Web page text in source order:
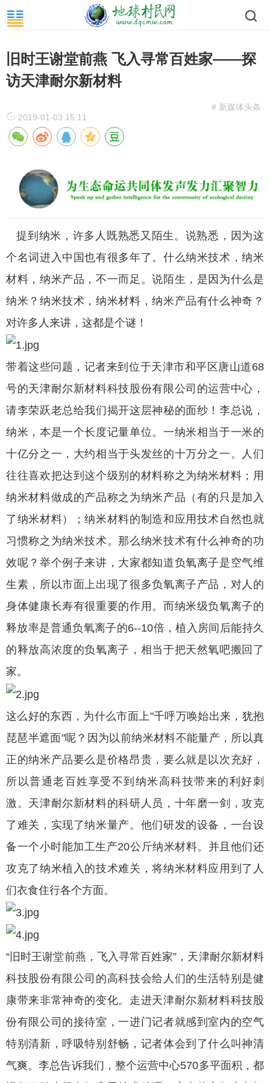
旧时王谢堂前燕 飞入寻常百姓家——探
访天津耐尔新材料
# 新媒体头条
2019-01-03 15:11
提到纳米，许多人既熟悉又陌生。说熟悉，因为这
个名词进入中国也有很多年了。什么纳米技术，纳米
材料，纳米产品，不一而足。说陌生，是因为什么是
纳米？纳米技术，纳米材料，纳米产品有什么神奇？
对许多人来讲，这都是个谜！
带着这些问题，记者来到位于天津市和平区唐山道68
号的天津耐尔新材料科技股份有限公司的运营中心，
请李荣跃老总给我们揭开这层神秘的面纱！李总说，
纳米，本是一个长度记量单位。一纳米相当于一米的
十亿分之一，大约相当于头发丝的十万分之一。人们
往往喜欢把达到这个级别的材料称之为纳米材料；用
纳米材料做成的产品称之为纳米产品（有的只是加入
了纳米材料）；纳米材料的制造和应用技术自然也就
习惯称之为纳米技术。那么纳米技术有什么神奇的功
效呢？举个例子来讲，大家都知道负氧离子是空气维
生素，所以市面上出现了很多负氧离子产品，对人的
身体健康长寿有很重要的作用。而纳米级负氧离子的
释放率是普通负氧离子的6--10倍，植入房间后能持久
的释放高浓度的负氧离子，相当于把天然氧吧搬回了
家。
这么好的东西，为什么市面上"千呼万唤始出来，犹抱
琵琶半遮面"呢？因为以前纳米材料不能量产，所以真
正的纳米产品要么是价格昂贵，要么就是以次充好，
所以普通老百姓享受不到纳米高科技带来的利好刺
激。天津耐尔新材料的科研人员，十年磨一剑，攻克
了难关，实现了纳米量产。他们研发的设备，一台设
备一个小时能加工生产20公斤纳米材料。并且他们还
攻克了纳米植入的技术难关，将纳米材料应用到了人
们衣食住行各个方面。
“旧时王谢堂前燕，飞入寻常百姓家”，天津耐尔新材料
科技股份有限公司的高科技会给人们的生活特别是健
康带来非常神奇的变化。走进天津耐尔新材料科技股
份有限公司的接待室，一进门记者就感到室内的空气
特别清新，呼吸特别舒畅，记者体会到了什么叫神清
气爽。李总告诉我们，整个运营中心570多平面积，都